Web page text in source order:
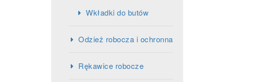
Wkładki do butów
Odzież robocza i ochronna
Rękawice robocze